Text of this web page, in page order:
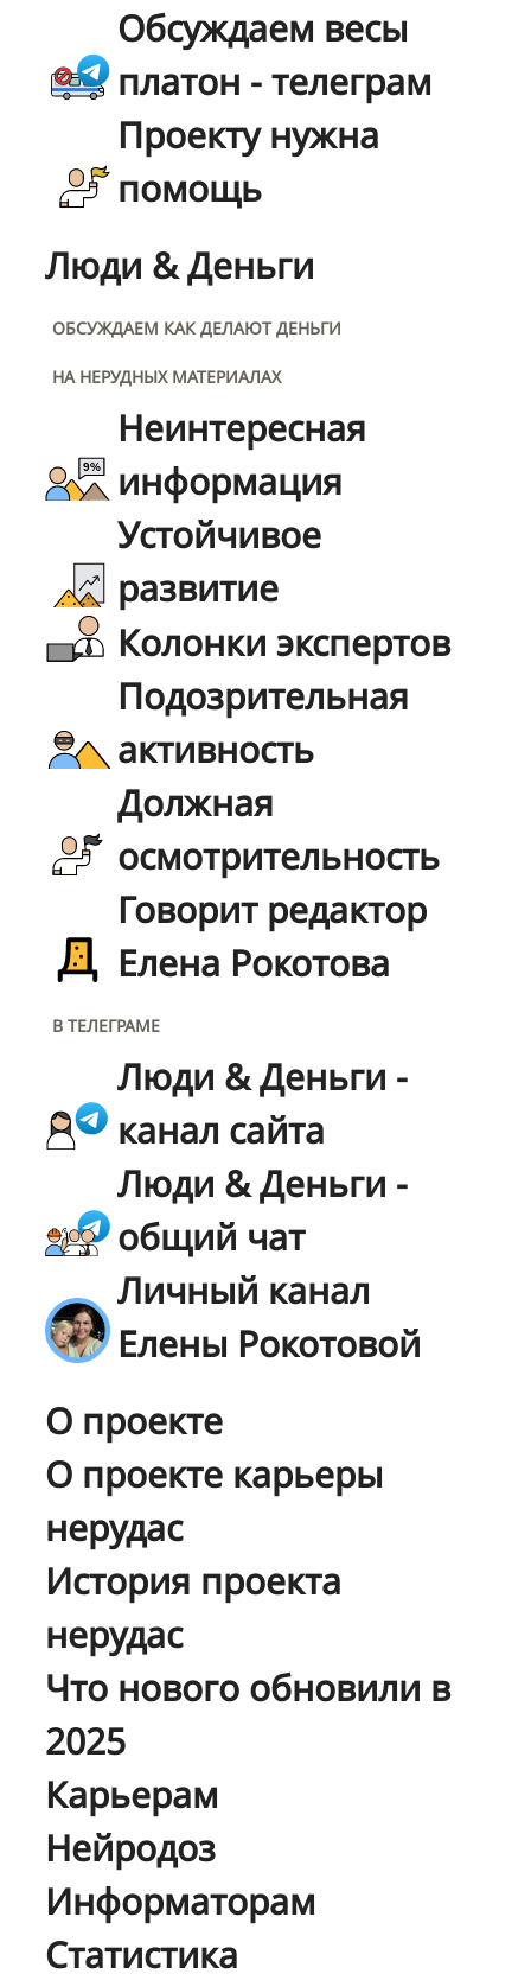
Обсуждаем весы
платон - телеграм
Проекту нужна
помощь
Люди & Деньги
ОБСУЖДАЕМ КАК ДЕЛАЮТ ДЕНЬГИ
НА НЕРУДНЫХ МАТЕРИАЛАХ
Неинтересная
информация
Устойчивое
развитие
Колонки экспертов
Подозрительная
активность
Должная
осмотрительность
Говорит редактор
Елена Рокотова
В ТЕЛЕГРАМЕ
Люди & Деньги -
канал сайта
Люди & Деньги -
общий чат
Личный канал
Елены Рокотовой
О проекте
О проекте карьеры
нерудас
История проекта
нерудас
Что нового обновили в
2025
Карьерам
Нейродоз
Информаторам
Статистика